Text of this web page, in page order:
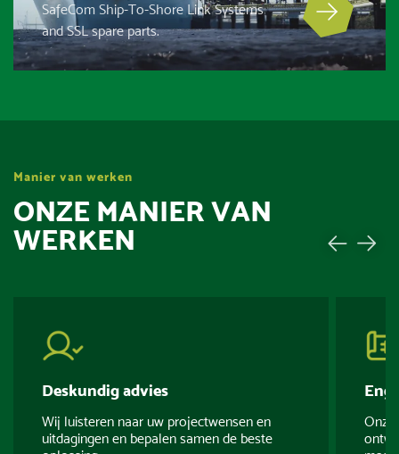
SafeCom Ship-To-Shore Link Systems
and SSL spare parts.
Manier van werken
ONZE MANIER VAN
WERKEN
Deskundig advies
Wij luisteren naar uw projectwensen en
uitdagingen en bepalen samen de beste
Onze